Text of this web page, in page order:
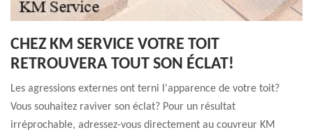
CHEZ KM SERVICE VOTRE TOIT
RETROUVERA TOUT SON ÉCLAT!
Les agressions externes ont terni l'apparence de votre toit?
Vous souhaitez raviver son éclat? Pour un résultat
irréprochable, adressez-vous directement au couvreur KM